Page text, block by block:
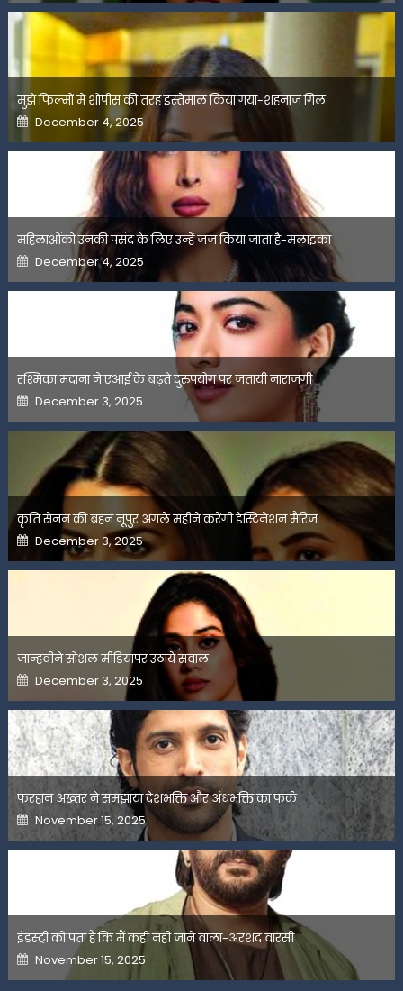
मुझे फिल्मों में शोपीस की तरह इस्तेमाल किया गया-शहनाज गिल
Posted
on
December 4, 2025
महिलाओंको उनकी पसंद के लिए उन्हें जज किया जाता है-मलाइका
Posted
on
December 4, 2025
रश्मिका मंदाना ने एआई के बढ़ते दुरुपयोग पर जतायी नाराजगी
Posted
on
December 3, 2025
कृति सेनन की बहन नूपुर अगले महीने करेंगी डेस्टिनेशन मैरिज
Posted
on
December 3, 2025
जान्हवीने सोशल मीडियापर उठाये सवाल
Posted
on
December 3, 2025
फरहान अख्तर ने समझाया देशभक्ति और अंधभक्ति का फर्क
Posted
on
November 15, 2025
इंडस्ट्री को पता है कि मैं कहीं नहीं जाने वाला-अरशद वारसी
Posted
on
November 15, 2025